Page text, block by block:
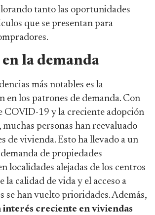
tanto las oportunidades
que se presentan para
la demanda
más notables es la
en los patrones de demanda. Con
COVID-19 y la creciente adopción
muchas personas han reevaluado
de vivienda. Esto ha llevado a un
de propiedades
localidades alejadas de los centros
la calidad de vida y el acceso a
se han vuelto prioridades. Además,
interés creciente en viviendas